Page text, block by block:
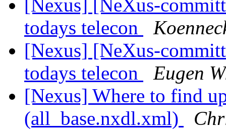
[Nexus] [NeXus-
todays telecon
[Nexus] [NeXus-
todays telecon
Eugen
[Nexus] Where to find
(all_base.nxdl.xml)